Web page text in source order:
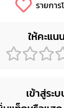
รายการ
ให้คะแน
เข้าสู่ระ